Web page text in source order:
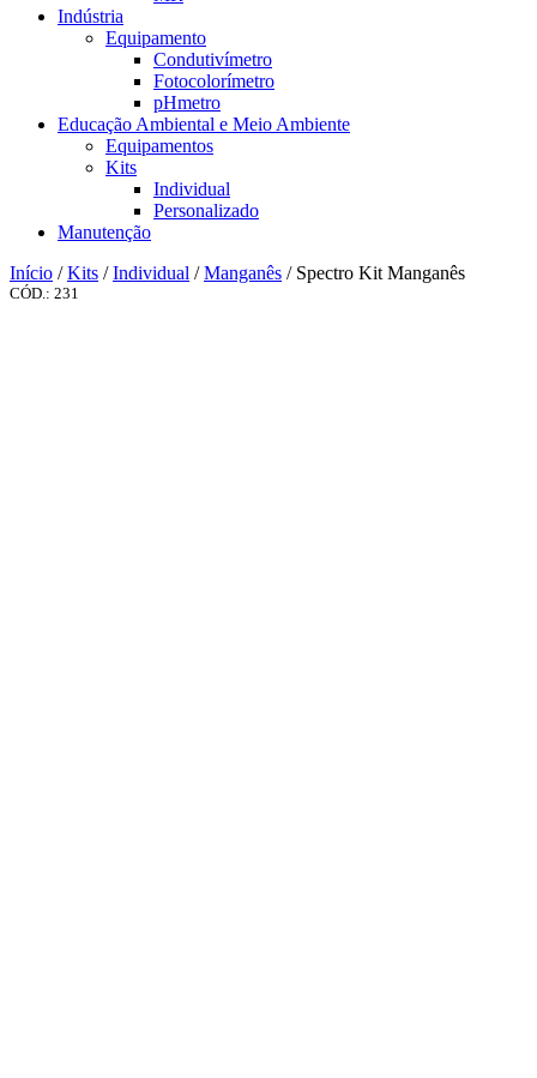
Indústria
Equipamento
Condutivímetro
Fotocolorímetro
pHmetro
Educação Ambiental e Meio Ambiente
Equipamentos
Kits
Individual
Personalizado
Manutenção
Início /Kits /Individual /Manganês / Spectro Kit Manganês
CÓD.: 231